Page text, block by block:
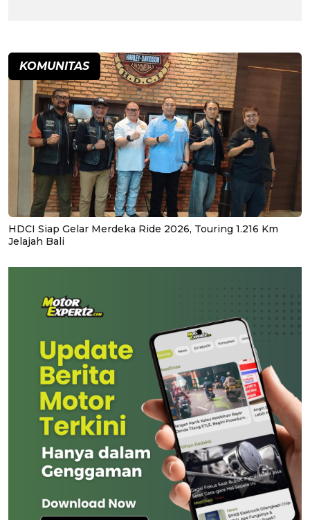
KOMUNITAS
HDCI Siap Gelar Merdeka Ride 2026, Touring 1.216 Km
Jelajah Bali